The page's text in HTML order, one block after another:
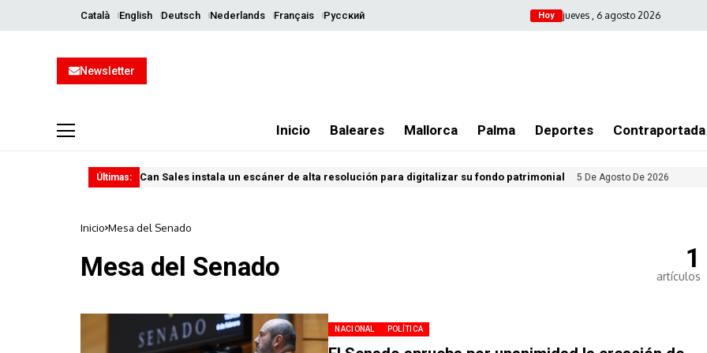
Català English Deutsch Nederlands Français Русский Hoy jueves , 6 agosto 2026
Newsletter
Inicio Baleares Mallorca Palma Deportes Contraportada
Últimas: Can Sales instala un escáner de alta resolución para digitalizar su fondo patrimonial 5 De Agosto De 2026
Inicio Mesa del Senado
Mesa del Senado 1
artículos
NACIONAL POLÍTICA